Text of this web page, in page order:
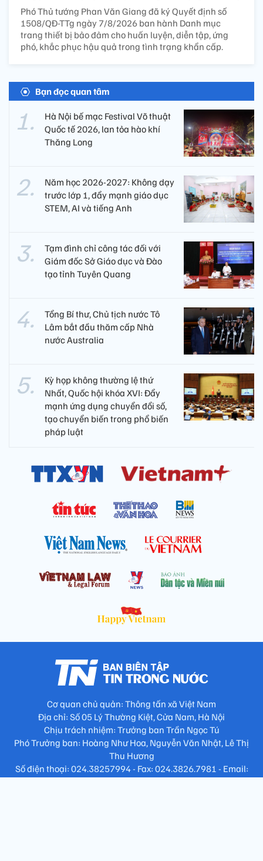
Phó Thủ tướng Phan Văn Giang đã ký Quyết định số
1508/QĐ-TTg ngày 7/8/2026 ban hành Danh mục
trang thiết bị bảo đảm cho huấn luyện, diễn tập, ứng
phó, khắc phục hậu quả trong tình trạng khẩn cấp.
Bạn đọc quan tâm
Hà Nội bế mạc Festival Võ thuật
Quốc tế 2026, lan tỏa hào khí
Thăng Long
Năm học 2026-2027: Không dạy
trước lớp 1, đẩy mạnh giáo dục
STEM, AI và tiếng Anh
Tạm đình chỉ công tác đối với
Giám đốc Sở Giáo dục và Đào
tạo tỉnh Tuyên Quang
Tổng Bí thư, Chủ tịch nước Tô
Lâm bắt đầu thăm cấp Nhà
nước Australia
Kỳ họp không thường lệ thứ
Nhất, Quốc hội khóa XVI: Đẩy
mạnh ứng dụng chuyển đổi số,
tạo chuyển biến trong phổ biến
pháp luật
Cơ quan chủ quản: Thông tấn xã Việt Nam
Địa chỉ: Số 05 Lý Thường Kiệt, Cửa Nam, Hà Nội
Chịu trách nhiệm: Trưởng ban Trần Ngọc Tú
Phó Trưởng ban: Hoàng Như Hoa, Nguyễn Văn Nhật, Lê Thị
Thu Hương
Số điện thoại: 024.38257994 - Fax: 024.3826.7981 - Email: